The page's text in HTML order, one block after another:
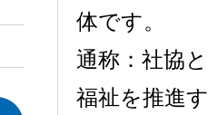
体です。
通称：社協
福祉を推進